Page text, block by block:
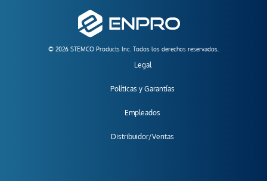
© 2026 STEMCO Products Inc. Todos los derechos reservados.
Legal
Políticas y Garantías
Empleados
Distribuidor/Ventas